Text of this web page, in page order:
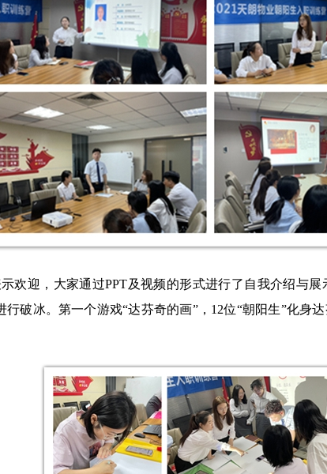
欢迎，大家通过PPT及视频的形式进行了自我介绍与
破冰。第一个游戏“达芬奇的画”，12位“朝阳生”化身